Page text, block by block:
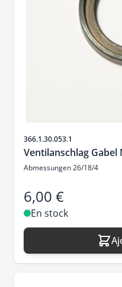
SKU
366.1.30.053.1
Ventilanschlag Gabel
Abmessungen 26/18/4
6,00 €
En stock